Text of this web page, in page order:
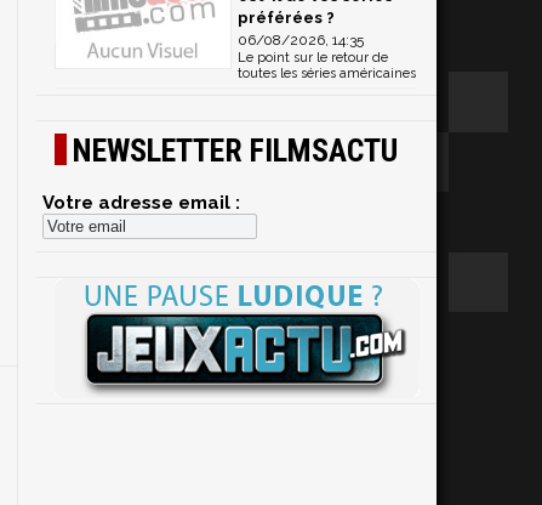
préférées ?
06/08/2026, 14:35
Le point sur le retour de
toutes les séries américaines
NEWSLETTER FILMSACTU
Votre adresse email :